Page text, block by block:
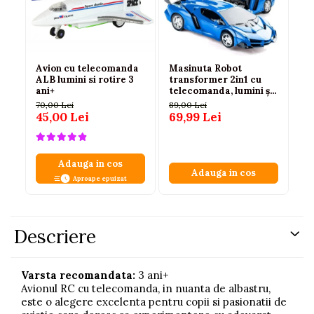
Avion cu telecomanda
ALB lumini si rotire 3
ani+
70,00 Lei
45,00 Lei
Adauga in cos
Aproape epuizat
Masinuta Robot
transformer 2in1 cu
telecomanda, lumini și
sunete, 1:18, albastra,
2.4 GHz, 6 ani+
89,00 Lei
69,99 Lei
Adauga in cos
Descriere
Varsta recomandata: 3 ani+
Avionul RC cu telecomanda, in nuanta de albastru,
este o alegere excelenta pentru copii si pasionatii de